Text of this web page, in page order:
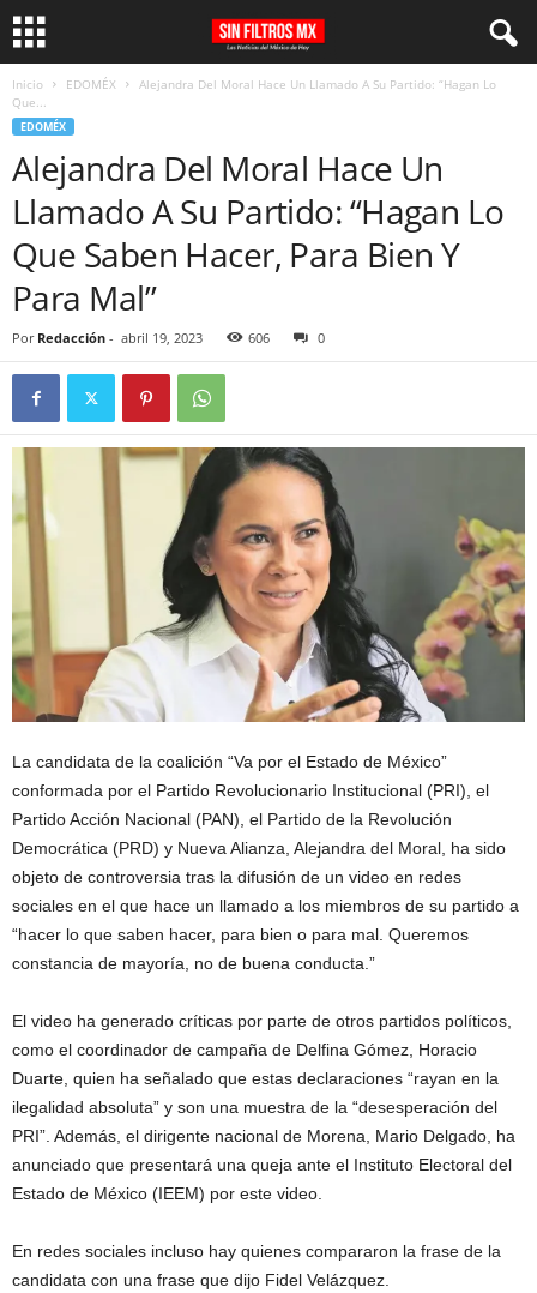
Inicio EDOMÉX
Alejandra Del Moral Hace Un Llamado A Su Partido: “Hagan Lo
Que...
EDOMÉX
Alejandra Del Moral Hace Un
Llamado A Su Partido: “Hagan Lo
Que Saben Hacer, Para Bien Y
Para Mal”
Por Redacción - abril 19, 2023 606 0
La candidata de la coalición “Va por el Estado de México”
conformada por el Partido Revolucionario Institucional (PRI), el
Partido Acción Nacional (PAN), el Partido de la Revolución
Democrática (PRD) y Nueva Alianza, Alejandra del Moral, ha sido
objeto de controversia tras la difusión de un video en redes
sociales en el que hace un llamado a los miembros de su partido a
“hacer lo que saben hacer, para bien o para mal. Queremos
constancia de mayoría, no de buena conducta.”
El video ha generado críticas por parte de otros partidos políticos,
como el coordinador de campaña de Delfina Gómez, Horacio
Duarte, quien ha señalado que estas declaraciones “rayan en la
ilegalidad absoluta” y son una muestra de la “desesperación del
PRI”. Además, el dirigente nacional de Morena, Mario Delgado, ha
anunciado que presentará una queja ante el Instituto Electoral del
Estado de México (IEEM) por este video.
En redes sociales incluso hay quienes compararon la frase de la
candidata con una frase que dijo Fidel Velázquez.